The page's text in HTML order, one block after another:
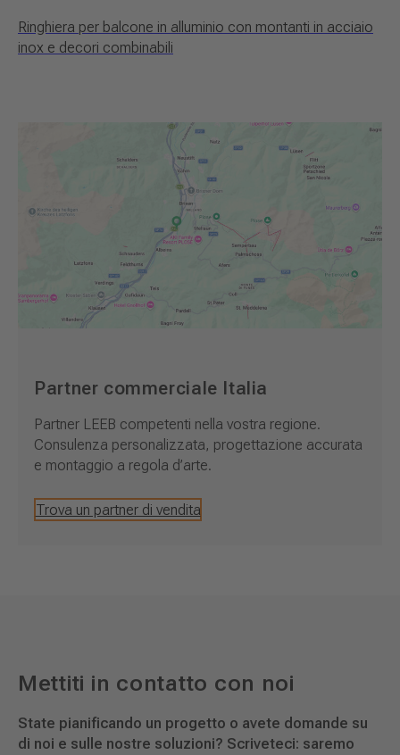
Ringhiera per balcone in alluminio con montanti in acciaio
inox e decori combinabili
Partner commerciale Italia
Partner LEEB competenti nella vostra regione.
Consulenza personalizzata, progettazione accurata
e montaggio a regola d’arte.
Trova un partner di vendita
Mettiti in contatto con noi
State pianificando un progetto o avete domande su
di noi e sulle nostre soluzioni? Scriveteci: saremo